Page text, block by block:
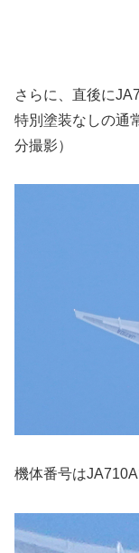
さらに、直後に
特別塗装なしの通
分撮影）
機体番号はJA710A